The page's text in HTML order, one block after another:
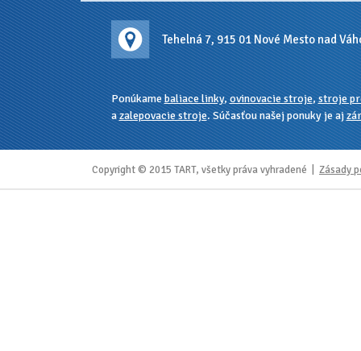
Tehelná 7, 915 01 Nové Mesto nad
Ponúkamebaliace linky,ovinovacie stroje,stroje
azalepovacie stroje. Súčasťou našej ponuky je aj
Copyright © 2015 TART, všetky práva vyhradené | Zásady